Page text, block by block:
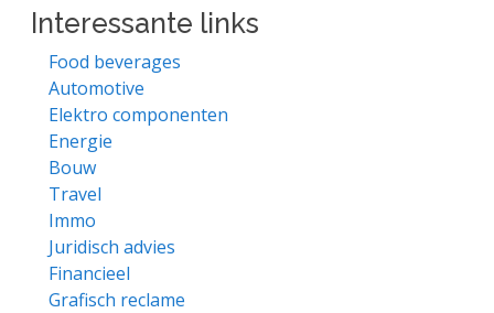
Interessante links
Food beverages
Automotive
Elektro componenten
Energie
Bouw
Travel
Immo
Juridisch advies
Financieel
Grafisch reclame